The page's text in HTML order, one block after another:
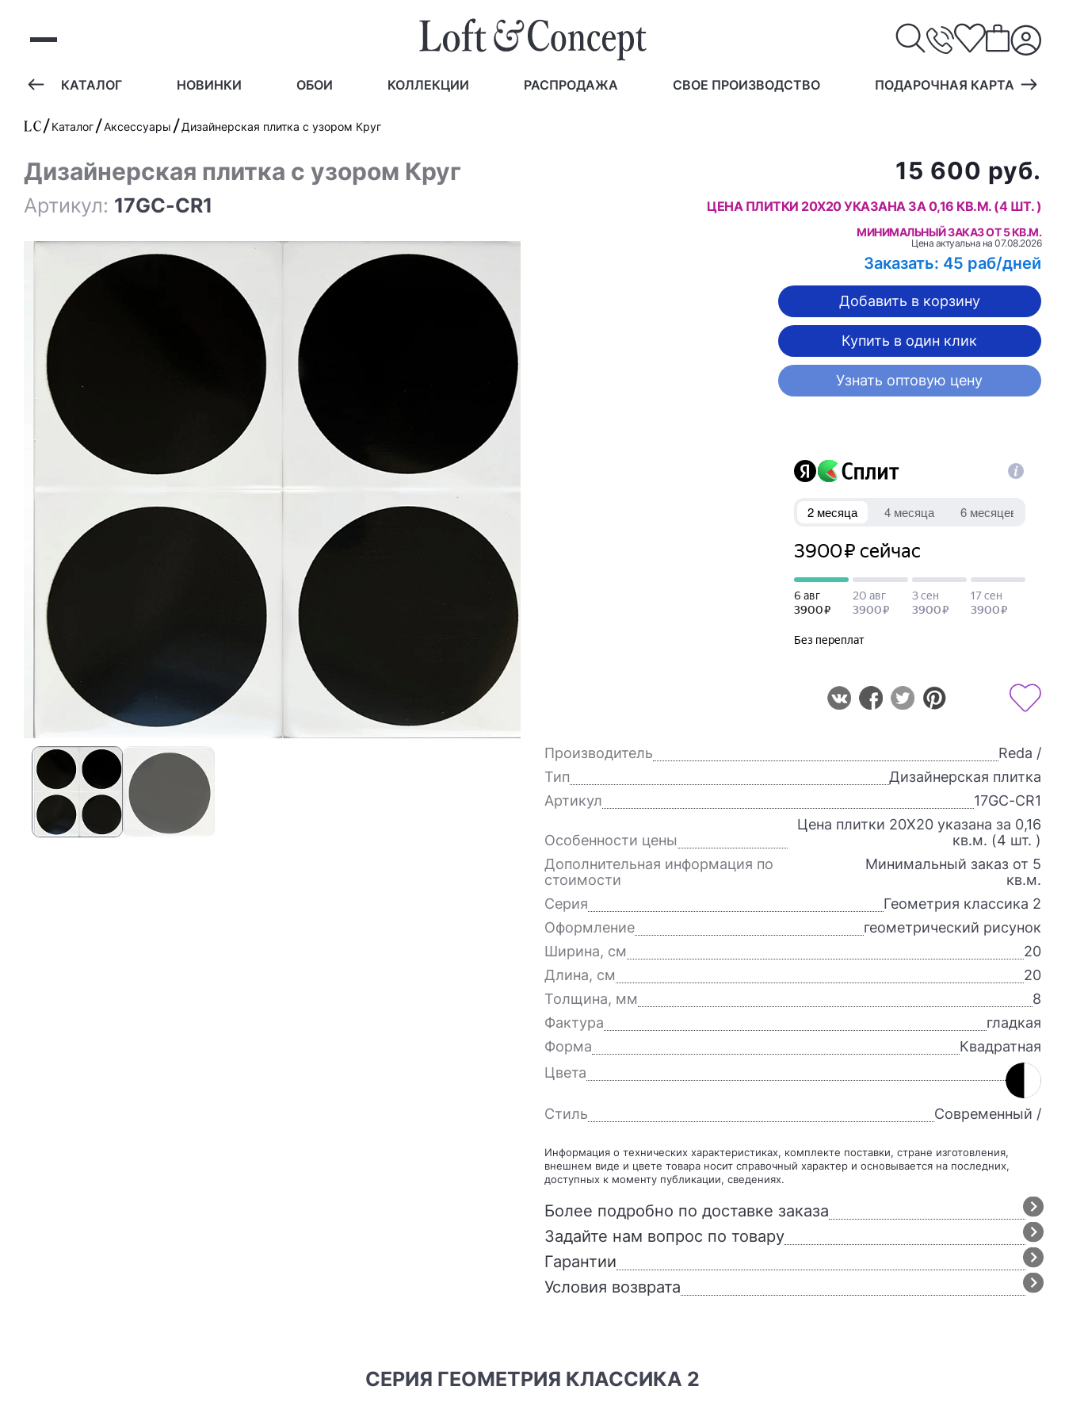
КАТАЛОГ НОВИНКИ ОБОИ КОЛЛЕКЦИИ РАСПРОДАЖА СВОЕ ПРОИЗВОДСТВО ПОДАРОЧНАЯ КАРТА
Каталог Аксессуары Дизайнерская плитка с узором Круг
Дизайнерская плитка с узором Круг
Артикул: 17GC-CR1
15 600 руб.
ЦЕНА ПЛИТКИ 20X20 УКАЗАНА ЗА 0,16 КВ.М. (4 ШТ. )
МИНИМАЛЬНЫЙ ЗАКАЗ ОТ 5 КВ.М.
Цена актуальна на 07.08.2026
Заказать: 45 раб/дней
Добавить в корзину
Купить в один клик
Узнать оптовую цену
Производитель
Reda /
Тип
Дизайнерская плитка
Артикул
17GC-CR1
Особенности цены
Цена плитки 20X20 указана за 0,16
кв.м. (4 шт. )
Дополнительная информация по
стоимости
Минимальный заказ от 5
кв.м.
Серия
Геометрия классика 2
Оформление
геометрический рисунок
Ширина, см
20
Длина, см
20
Толщина, мм
8
Фактура
гладкая
Форма
Квадратная
Цвета
Стиль Современный /
Информация о технических характеристиках, комплекте поставки, стране изготовления,
внешнем виде и цвете товара носит справочный характер и основывается на последних,
доступных к моменту публикации, сведениях.
Более подробно по доставке заказа
Задайте нам вопрос по товару
Гарантии
Условия возврата
СЕРИЯ ГЕОМЕТРИЯ КЛАССИКА 2